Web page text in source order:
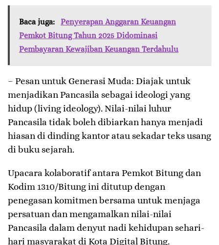
Baca juga:
Penyerapan Anggaran Keuangan
Pemkot Bitung Tahun 2025 Didominasi
Pembayaran Kewajiban Keuangan Terdahulu
– ​Pesan untuk Generasi Muda: Diajak untuk
menjadikan Pancasila sebagai ideologi yang
hidup (living ideology). Nilai-nilai luhur
Pancasila tidak boleh dibiarkan hanya menjadi
hiasan di dinding kantor atau sekadar teks usang
di buku sejarah.
​Upacara kolaboratif antara Pemkot Bitung dan
Kodim 1310/Bitung ini ditutup dengan
penegasan komitmen bersama untuk menjaga
persatuan dan mengamalkan nilai-nilai
Pancasila dalam denyut nadi kehidupan sehari-
hari masyarakat di Kota Digital Bitung.